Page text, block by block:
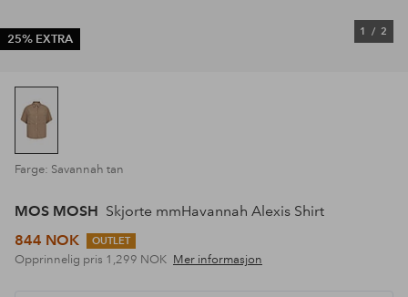
25% EXTRA
1 / 2
Farge: Savannah tan
MOS MOSH Skjorte mmHavannah Alexis Shirt
844 NOK
OUTLET
Opprinnelig pris 1,299 NOK Mer informasjon